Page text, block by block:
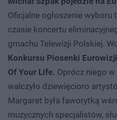
Oficjalne ogłoszenie
czasie koncertu
gmachu Telewizji Polskiej.
Konkursu Piosenki
Of Your Life. Oprócz niego
walczyło dziewięcioro
Margaret była faworytką
muzycznych specjalistów,